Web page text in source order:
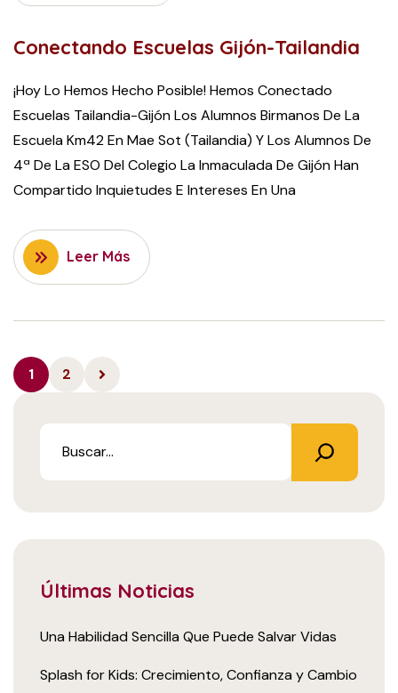
Conectando Escuelas Gijón-Tailandia
¡Hoy Lo Hemos Hecho Posible! Hemos Conectado
Escuelas Tailandia-Gijón Los Alumnos Birmanos De La
Escuela Km42 En Mae Sot (Tailandia) Y Los Alumnos De
4ª De La ESO Del Colegio La Inmaculada De Gijón Han
Compartido Inquietudes E Intereses En Una
Leer Más
1 2
Últimas Noticias
Una Habilidad Sencilla Que Puede Salvar Vidas
Splash for Kids: Crecimiento, Confianza y Cambio